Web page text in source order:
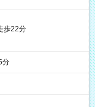
歩22分
分